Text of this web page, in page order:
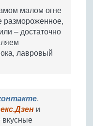
малом огне
размороженное,
– достаточно
лавровый
,
и